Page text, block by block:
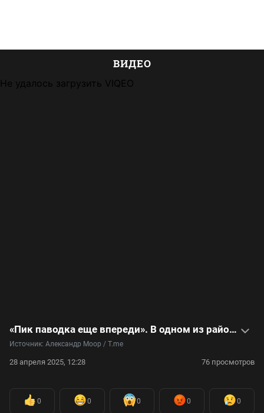
ВИДЕО
Не удалось загрузить VIQEO
«Пик паводка еще впереди». В одном из районов Тюменской области ввели ЧС из-за наводнения
Источник: Александр Моор / T.me
28 апреля 2025, 12:28 76 просмотров
0 0 0 0 0